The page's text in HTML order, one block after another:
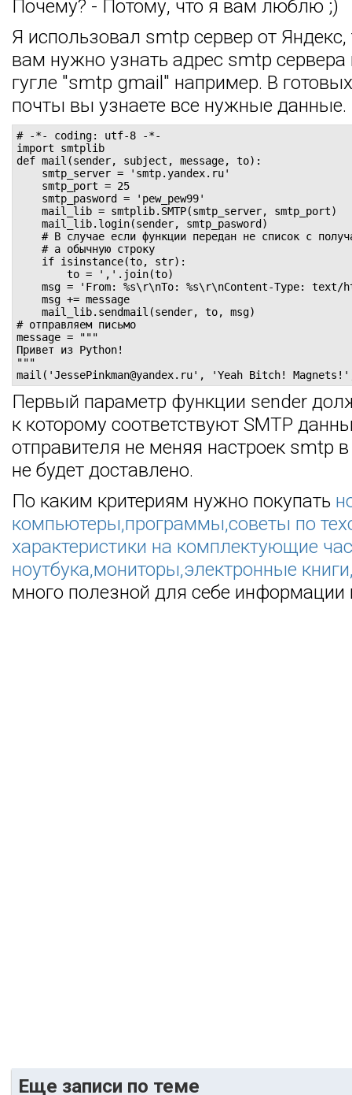
Почему? - Потому, что я вам люблю ;)
Я использовал smtp сервер от
вам нужно узнать адрес smtp
гугле "smtp gmail" например. В
почты вы узнаете все нужные данные.
# -*- coding: utf-8 -*-
import smtplib
def mail(sender, subject, message, to):
    smtp_server = 'smtp.yandex.ru'
    smtp_port = 25
    smtp_pasword = 'pew_pew99'
    mail_lib = smtplib.SMTP(smtp_server, smtp_port)
    mail_lib.login(sender, smtp_pasword)
# В случае если функции передан не список с
    # а обычную строку
    if isinstance(to, str):
        to = ','.join(to)
msg = 'From: %s\r\nTo: %s\r\nContent-Type:
    msg += message
    mail_lib.sendmail(sender, to, msg)
# отправляем письмо
message = """
Привет из Python!
"""
mail('JessePinkman@yandex.ru', 'Yeah Bitch!
Первый параметр функции sender
к которому соответствуют SMTP
отправителя не меняя настроек smtp
не будет доставлено.
По каким критериям нужно покупать
компьютеры,программы,советы по
характеристики на комплектующие
ноутбука,мониторы,электронные
много полезной для себе
Еще записи по теме